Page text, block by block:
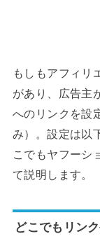
もしもアフィリ
があり、広告主
へのリンクを設
み）。設定は以
こでもヤフーシ
て説明します。
どこでもリン